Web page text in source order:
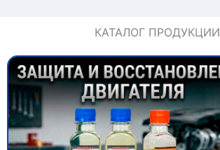
КАТАЛОГ ПРОДУКЦИИ